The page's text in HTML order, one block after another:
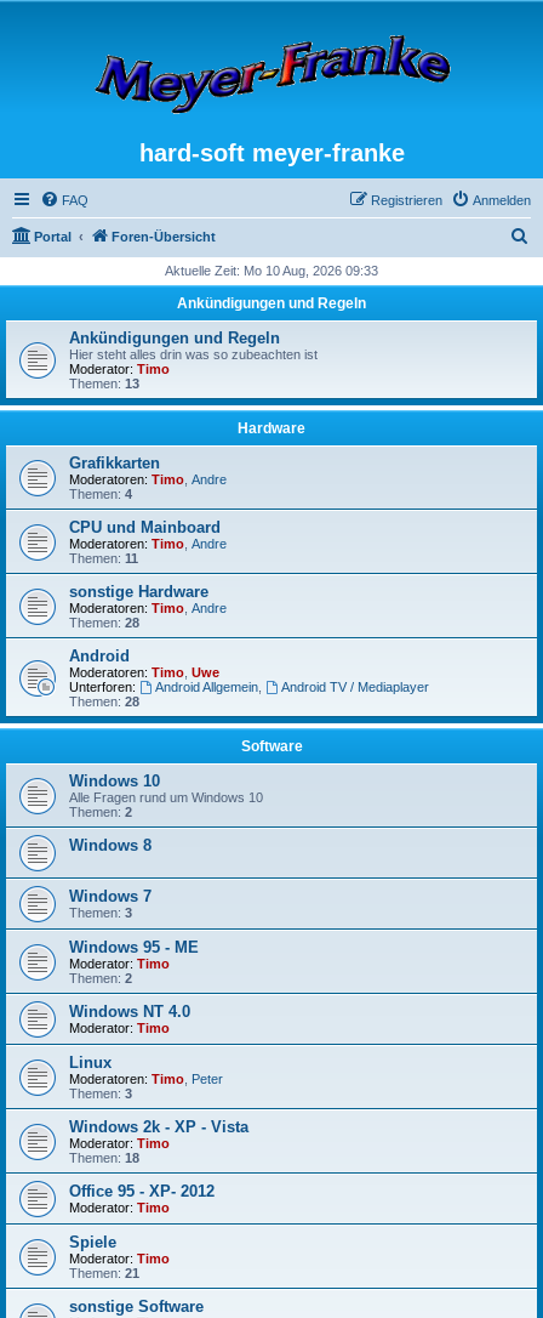
hard-soft meyer-franke
FAQ Anmelden
Registrieren
Portal Foren-Übersicht
h
Aktuelle Zeit: Mo 10 Aug, 2026 09:33
Ankündigungen und Regeln
Ankündigungen und Regeln
Hier steht alles drin was so zubeachten ist
Moderator: Timo
Themen: 13
Hardware
Grafikkarten
Moderatoren: Timo Andre
Themen: 4
CPU und Mainboard
Moderatoren: Timo Andre
Themen: 11
sonstige Hardware
Moderatoren: Timo Andre
Themen: 28
Android
Moderatoren: Timo Uwe
Unterforen:
Android Allgemein,
Android TV / Mediaplayer
Themen: 28
Software
Windows 10
Alle Fragen rund um Windows 10
Themen: 2
Windows 8
Windows 7
Themen: 3
Windows 95 - ME
Moderator: Timo
Themen: 2
Windows NT 4.0
Moderator: Timo
Linux
Moderatoren: Timo Peter
Themen: 3
Windows 2k - XP - Vista
Moderator: Timo
Themen: 18
Office 95 - XP- 2012
Moderator: Timo
Spiele
Moderator: Timo
Themen: 21
sonstige Software